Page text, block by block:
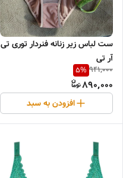
ست لباس زیر زنانه فنردار توری تی
آر تی
941,000
5%
890,000
افزودن به سبد